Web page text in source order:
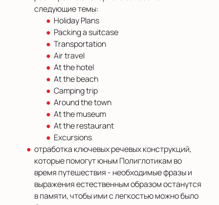
следующие темы:
Holiday Plans
Packing a suitcase
Transportation
Air travel
At the hotel
At the beach
Camping trip
Around the town
At the museum
At the restaurant
Excursions
отработка ключевых речевых конструкций,
которые помогут юным Полиглотикам во
время путешествия - необходимые фразы и
выражения естественным образом останутся
в памяти, чтобы ими с легкостью можно было